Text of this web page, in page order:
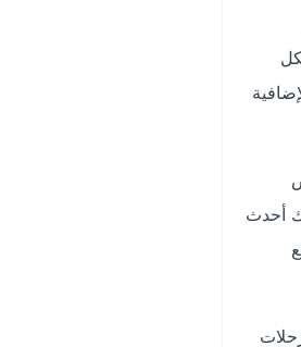
أحدث